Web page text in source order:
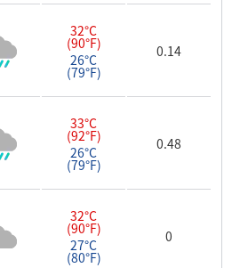
32°C
(90°F)
26°C
(79°F)
0.14
33°C
(92°F)
26°C
(79°F)
0.48
32°C
(90°F)
27°C
(80°F)
0